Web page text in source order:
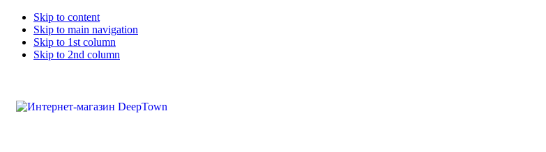
Skip to content
Skip to main navigation
Skip to 1st column
Skip to 2nd column